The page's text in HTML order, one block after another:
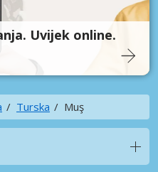
Uvijek online.
Turska Muş